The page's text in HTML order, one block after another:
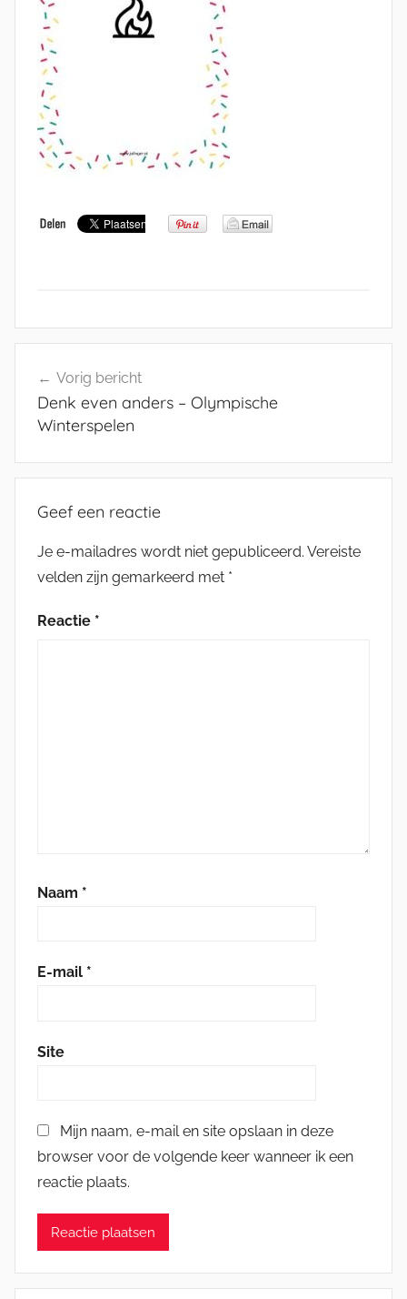
navigatie
Vorig bericht
Denk even anders – Olympische
Winterspelen
Geef een reactie
Je e-mailadres wordt niet gepubliceerd. Vereiste
velden zijn gemarkeerd met *
Reactie *
Naam *
E-mail *
Site
Mijn naam, e-mail en site opslaan in deze
browser voor de volgende keer wanneer ik een
reactie plaats.